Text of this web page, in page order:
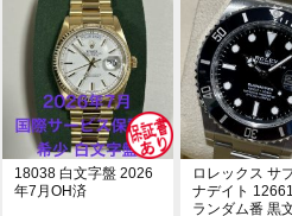
コメント
2020年9月登場の新
ムーブメントが最新
スケープメントと呼
を使用した耐磁性能
す。
また、パワーリザー
延長され、日付の変
この機会に是非ご検
18038 白文字盤 2026
年7月OH済
ロレックス サ
ナデイト
ランダム番 黒